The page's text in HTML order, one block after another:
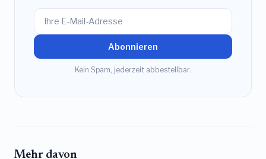
Abonnieren
Kein Spam, jederzeit abbestellbar.
Mehr davon